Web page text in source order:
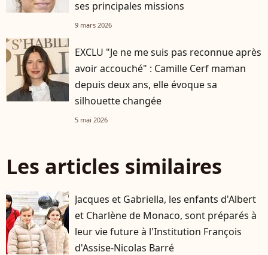
ses principales missions
9 mars 2026
EXCLU "Je ne me suis pas reconnue après
avoir accouché" : Camille Cerf maman
depuis deux ans, elle évoque sa
silhouette changée
5 mai 2026
Les articles similaires
Jacques et Gabriella, les enfants d'Albert
et Charlène de Monaco, sont préparés à
leur vie future à l'Institution François
d'Assise-Nicolas Barré